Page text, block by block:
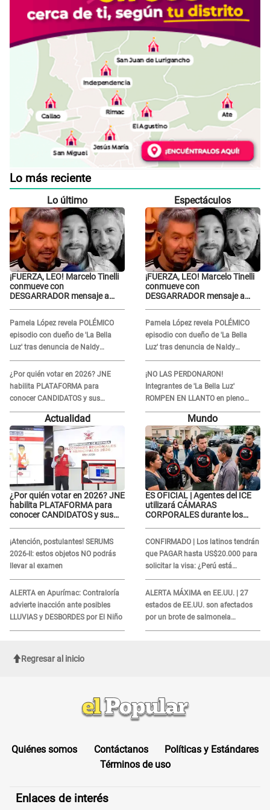
Lo más reciente
Lo último
¡FUERZA, LEO! Marcelo Tinelli
conmueve con
DESGARRADOR mensaje a
“Es un dolor difícil de explicar”
Pamela López revela POLÉMICO
episodio con dueño de 'La Bella
Luz' tras denuncia de Naldy
Saldaña: "Se acercó..."
¿Por quién votar en 2026? JNE
habilita PLATAFORMA para
conocer CANDIDATOS y sus
propuestas
Espectáculos
¡FUERZA, LEO! Marcelo Tinelli
conmueve con
DESGARRADOR mensaje a
“Es un dolor difícil de explicar”
Pamela López revela POLÉMICO
episodio con dueño de 'La Bella
Luz' tras denuncia de Naldy
Saldaña: "Se acercó..."
¡NO LAS PERDONARON!
Integrantes de 'La Bella Luz'
ROMPEN EN LLANTO en pleno
concierto y reciben FUERTES
CRÍTICAS: “La víctima ...”
Actualidad
¿Por quién votar en 2026? JNE
habilita PLATAFORMA para
conocer CANDIDATOS y sus
¡Atención, postulantes! SERUMS
2026-II: estos objetos NO podrás
llevar al examen
ALERTA en Apurímac: Contraloría
advierte inacción ante posibles
LLUVIAS y DESBORDES por El Niño
Mundo
ES OFICIAL | Agentes del ICE
utilizará CÁMARAS
CORPORALES durante los
CONFIRMADO | Los latinos tendrán
que PAGAR hasta US$20.000 para
solicitar la visa: ¿Perú está
incluido?
ALERTA MÁXIMA en EE.UU. | 27
estados de EE.UU. son afectados
por un brote de salmonela
relacionado a un producto MUY
Regresar al inicio
Quiénes somos Contáctanos
Políticas y Estándares
Términos de uso
Enlaces de interés